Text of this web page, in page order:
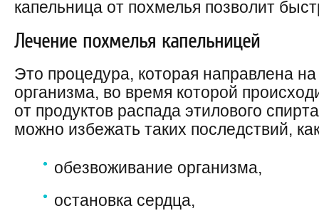
капельница от похмелья позволит
Лечение похмелья капельницей
Это процедура, которая направлена
организма, во время которой
от продуктов распада этилового
можно избежать таких последствий,
обезвоживание организма,
остановка сердца,